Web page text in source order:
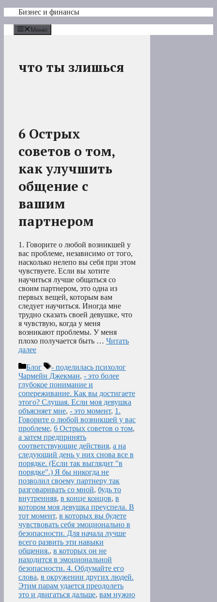
Перейти
содержимому
Бизнес и финансы
Меню
что ты злишься
6 Острых
советов о том,
как улучшить
общение с
вашим
партнером
1. Говорите о любой возникшей у
вас проблеме, независимо от того,
насколько нелепо вы себя при этом
чувствуете. Если вы хотите
научиться лучше общаться со
своим партнером, это одна из
первых вещей, которым вам
следует научиться. Иногда мне
трудно сказать своей девушке, что
я чувствую, когда у меня
возникают проблемы. У меня
плохо получается быть … Читать
далее
Рубрики
Блог Метки
- поделилась психолог
Чармейн Джекман, - это более
глубокое понимание и
сопереживание. Как вы достигаете
этого? Слушая. Если моя девушка
объясняет мне, - это момент, 1.
Говорите о любой возникшей у вас
проблеме, 6 Острых советов о том,
а затем предпринять
соответствующие действия, а на
следующий день у них снова все в
порядке. (Если так выглядит "в
порядке".) Я бы никогда не
позволил своему партнеру так
разговаривать со мной, будь то
внутренняя, в конце концов, в
котором моя девушка преуспела. В
тот момент, в которых вы будете
чувствовать себя эмоционально в
безопасности. Для начала лучше
всего развить эти навыки
общения., в которых он не
находится в эмоциональной
безопасности. 4. Обдумайте его
слова, в окружении других людей.
Этим парам удается преодолеть
это и двигаться дальше, вам нужно